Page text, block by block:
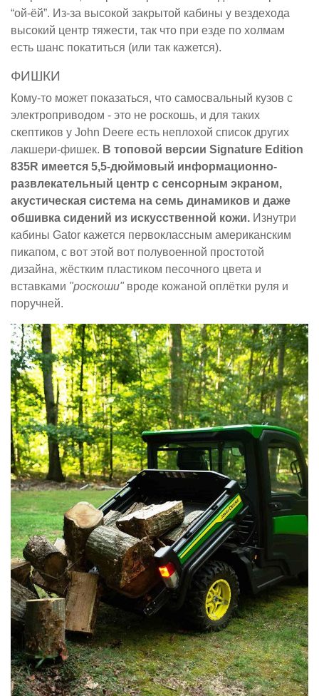
“ой-ёй”. Из-за высокой закрытой кабины у вездехода
высокий центр тяжести, так что при езде по холмам
есть шанс покатиться (или так кажется).
ФИШКИ
Кому-то может показаться, что самосвальный кузов с
электроприводом - это не роскошь, и для таких
скептиков у John Deere есть неплохой список других
лакшери-фишек. В топовой версии Signature Edition
835R имеется 5,5-дюймовый информационно-
развлекательный центр с сенсорным экраном,
акустическая система на семь динамиков и даже
обшивка сидений из искусственной кожи. Изнутри
кабины Gator кажется первоклассным американским
пикапом, с вот этой вот полувоенной простотой
дизайна, жёстким пластиком песочного цвета и
вставками "роскоши" вроде кожаной оплётки руля и
поручней.